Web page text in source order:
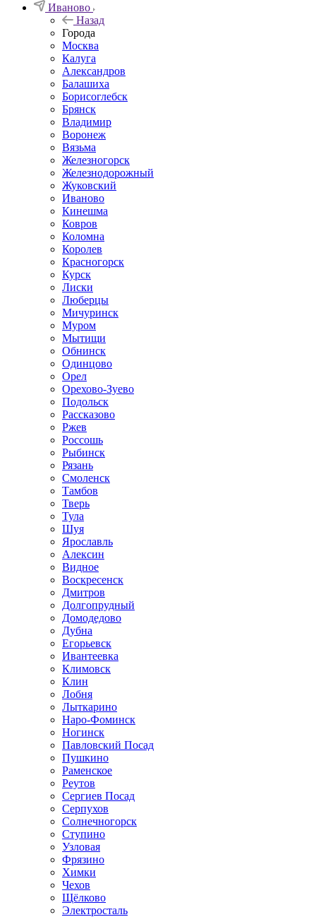
Иваново
Назад
Города
Москва
Калуга
Александров
Балашиха
Борисоглебск
Брянск
Владимир
Воронеж
Вязьма
Железногорск
Железнодорожный
Жуковский
Иваново
Кинешма
Ковров
Коломна
Королев
Красногорск
Курск
Лиски
Люберцы
Мичуринск
Муром
Мытищи
Обнинск
Одинцово
Орел
Орехово-Зуево
Подольск
Рассказово
Ржев
Россошь
Рыбинск
Рязань
Смоленск
Тамбов
Тверь
Тула
Шуя
Ярославль
Алексин
Видное
Воскресенск
Дмитров
Долгопрудный
Домодедово
Дубна
Егорьевск
Ивантеевка
Климовск
Клин
Лобня
Лыткарино
Наро-Фоминск
Ногинск
Павловский Посад
Пушкино
Раменское
Реутов
Сергиев Посад
Серпухов
Солнечногорск
Ступино
Узловая
Фрязино
Химки
Чехов
Щёлково
Электросталь